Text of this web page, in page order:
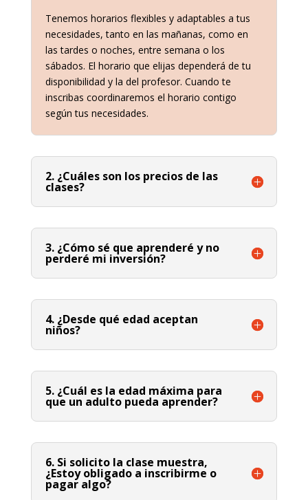
Tenemos horarios flexibles y adaptables a tus
necesidades, tanto en las mañanas, como en
las tardes o noches, entre semana o los
sábados. El horario que elijas dependerá de tu
disponibilidad y la del profesor. Cuando te
inscribas coordinaremos el horario contigo
según tus necesidades.
2. ¿Cuáles son los precios de las
clases?
3. ¿Cómo sé que aprenderé y no
perderé mi inversión?
4. ¿Desde qué edad aceptan
niños?
5. ¿Cuál es la edad máxima para
que un adulto pueda aprender?
6. Si solicito la clase muestra,
¿Estoy obligado a inscribirme o
pagar algo?